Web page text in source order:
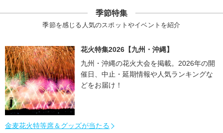
季節特集
季節を感じる人気のスポットやイベントを紹介
花火特集2026【九州・沖縄】
九州・沖縄の花火大会を掲載。2026年の開
催日、中止・延期情報や人気ランキングな
どをお届け！
金麦花火特等席＆グッズが当たる